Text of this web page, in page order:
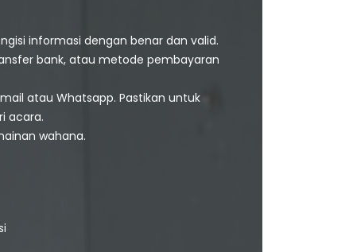
informasi dengan benar dan valid.
bank, atau metode pembayaran
atau Whatsapp. Pastikan untuk
acara.
wahana.